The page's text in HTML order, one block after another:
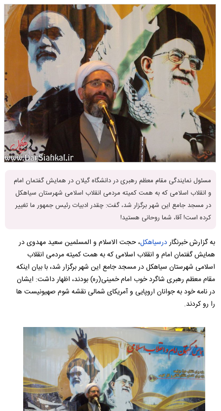
مسئول نمایندگی مقام معظم رهبری در دانشگاه گیلان در همایش گفتمان امام
و انقلاب اسلامی که به همت کمیته مردمی انقلاب اسلامی شهرستان سیاهکل
در مسجد جامع این شهر برگزار شد، گفت: چقدر ادبیات رئیس جمهور ما تغییر
کرده است! آقا، شما روحانی هستید!
به گزارش خبرنگاردرسیاهکل، حجت الاسلام و المسلمین سعید مهدوی در
همایش گفتمان امام و انقلاب اسلامی که به همت کمیته مردمی انقلاب
اسلامی شهرستان سیاهکل در مسجد جامع این شهر برگزار شد، با بیان اینکه
مقام معظم رهبری شاگرد خوب امام خمینی(ره) بودند، اظهار داشت: ایشان
در نامه خود به جوانان اروپایی و آمریکای شمالی نقشه شوم صهیونیست ها
را رو کردند.